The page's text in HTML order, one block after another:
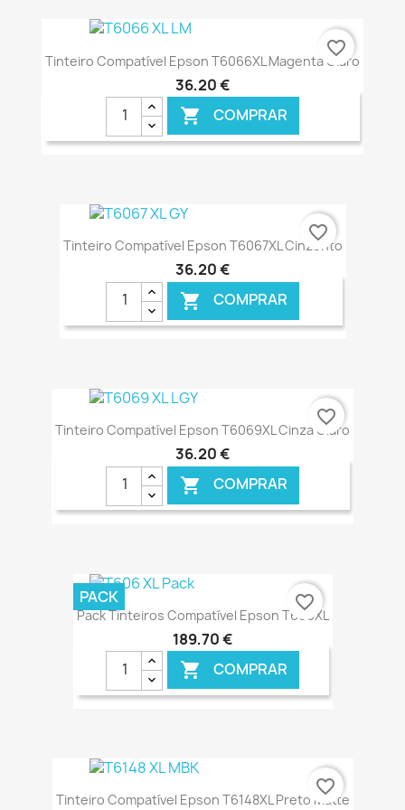
€ ONLINE
Tinteiro Compatível Epson T6066XL Magenta Claro
36,20 €
 COMPRAR
€ ONLINE
favorite_border
Tinteiro Compatível Epson T6067XL Cinzento
36,20 €
 COMPRAR
€ ONLINE
favorite_border
Tinteiro Compatível Epson T6069XL Cinza Claro
36,20 €
 COMPRAR
€ ONLINE
favorite_border
Pack Tinteiros Compatível Epson T606XL
189,70 €
 COMPRAR
€ ONLINE
PACK favorite_border
Tinteiro Compatível Epson T6148XL Preto Matte
favorite_border